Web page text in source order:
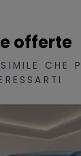
offerte
CHE